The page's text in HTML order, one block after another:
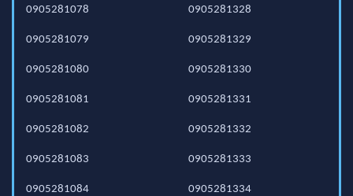
0905281078
0905281079
0905281080
0905281081
0905281082
0905281083
0905281084
0905281328
0905281329
0905281330
0905281331
0905281332
0905281333
0905281334